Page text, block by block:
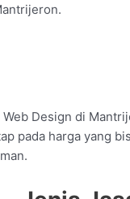
Web Design di
pada harga yang